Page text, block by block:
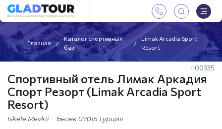
Главная
Каталог спортивных
баз
Limak Arcadia Sport
Resort
00335
Спортивный отель Лимак Аркадия
Спорт Резорт (Limak Arcadia Sport
Resort)
Iskele Mevkii Белек 07015 Турция